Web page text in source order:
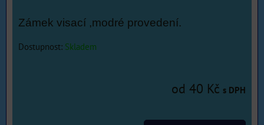
Zámek visací ,modré provedení.
Dostupnost: Skladem
od 40 Kč s DPH